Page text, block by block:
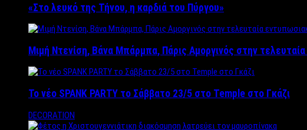
«Στο λευκό της Τήνου, η καρδιά του Πύργου»
Μιμή Ντενίση, Βάνα Μπάρμπα, Πάρις Αμοργινός στην
Το νέο SPANK PARTY το Σάββατο 23/5 στο Temple στο Γκάζι
DECORATION